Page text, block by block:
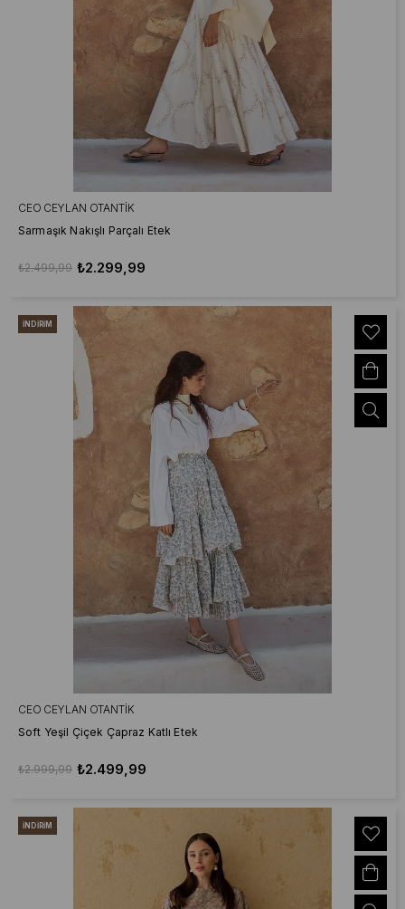
CEO CEYLAN OTANTIK
Sarmaşık Nakışlı Parçalı Etek
₺2.299,99
₺2.499,99
CEO CEYLAN OTANTIK
Soft Yeşil Çiçek Çapraz Katlı Etek
₺2.499,99
₺2.999,99
İNDIRIM
İNDIRIM